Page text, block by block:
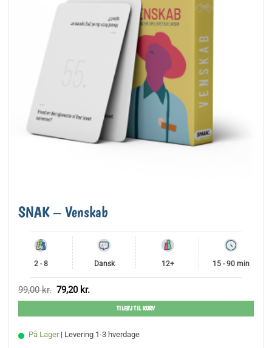
SNAK – Venskab
2 - 8 Dansk 12+ 15 - 90 min
99,00kr. Den
oprindelige
pris
99,00 kr..
79,20 kr.
aktuelle
pris
79,20 kr..
TILFØJ TIL KURV
På Lager | Levering 1-3 hverdage